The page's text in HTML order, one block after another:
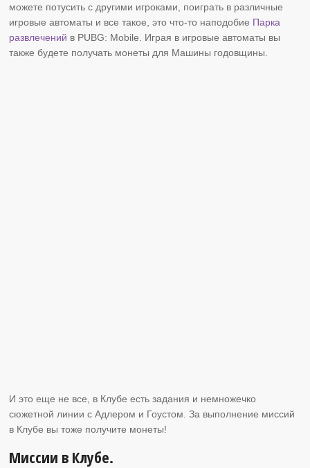
можете потусить с другими игроками, поиграть в различные
игровые автоматы и все такое, это что-то наподобие Парка
развлечений в PUBG: Mobile. Играя в игровые автоматы вы
также будете получать монеты для Машины годовщины.
И это еще не все, в Клубе есть задания и немножечко
сюжетной линии с Адлером и Гоустом. За выполнение миссий
в Клубе вы тоже получите монеты!
Миссии в Клубе.